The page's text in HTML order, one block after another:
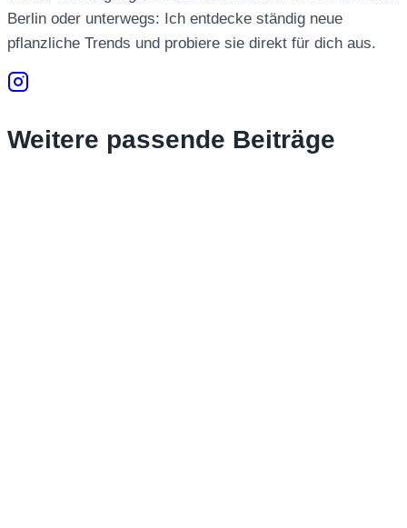
Berlin oder unterwegs: Ich entdecke ständig neue
pflanzliche Trends und probiere sie direkt für dich aus.
Weitere passende Beiträge